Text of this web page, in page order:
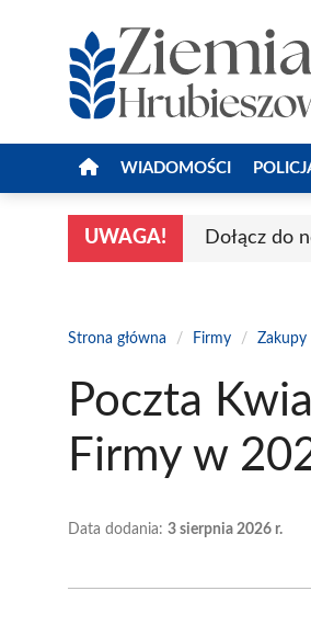
WIADOMOŚCI
UWAGA! Dołącz do
Strona główna / Firmy / Zakupy
Poczta
Firmy w
Data dodania: 3 sierpnia 2026 r.